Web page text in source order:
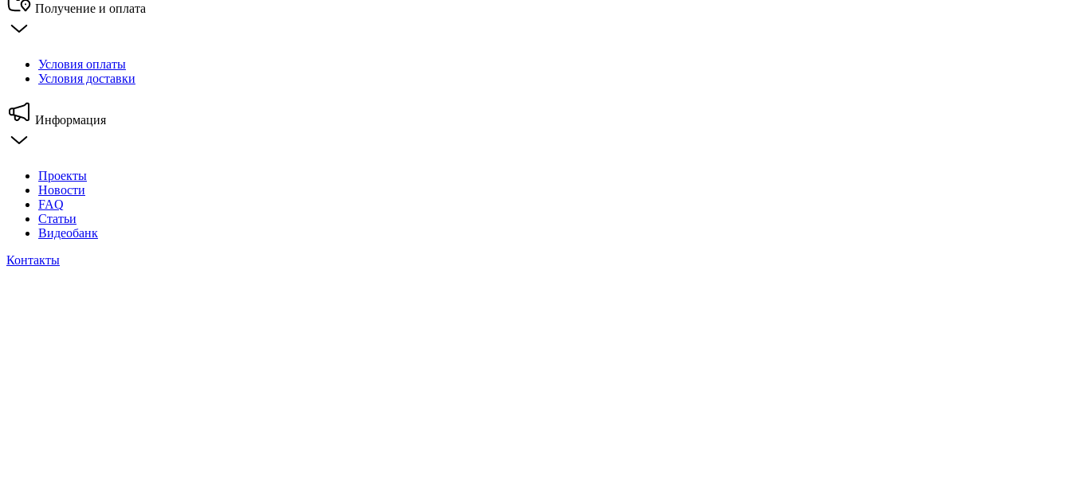
Получение и оплата
Условия оплаты
Условия доставки
Информация
Проекты
Новости
FAQ
Статьи
Видеобанк
Контакты